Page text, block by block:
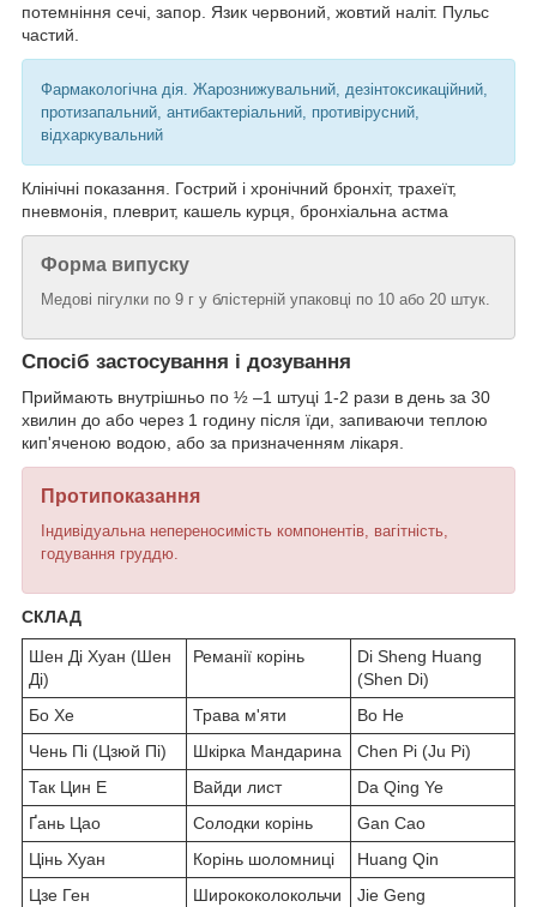
потемніння сечі, запор. Язик червоний, жовтий наліт. Пульс
частий.
Фармакологічна дія. Жарознижувальний, дезінтоксикаційний,
протизапальний, антибактеріальний, противірусний,
відхаркувальний
Клінічні показання. Гострий і хронічний бронхіт, трахеїт,
пневмонія, плеврит, кашель курця, бронхіальна астма
Форма випуску
Медові пігулки по 9 г у блістерній упаковці по 10 або 20 штук.
Спосіб застосування і дозування
Приймають внутрішньо по ½ –1 штуці 1-2 рази в день за 30
хвилин до або через 1 годину після їди, запиваючи теплою
кип'яченою водою, або за призначенням лікаря.
Протипоказання
Індивідуальна непереносимість компонентів, вагітність,
годування груддю.
СКЛАД
Шен Ді Хуан (Шен
Ді)
Реманії корінь
Di Sheng Huang
(Shen Di)
Бо Хе
Трава м'яти
Bo He
Чень Пі (Цзюй Пі)
Шкірка Мандарина
Chen Pi (Ju Pi)
Так Цин Е
Вайди лист
Da Qing Ye
Ґань Цао
Солодки корінь
Gan Cao
Цінь Хуан
Корінь шоломниці
Huang Qin
Цзе Ген
Ширококолокольчи
Jie Geng